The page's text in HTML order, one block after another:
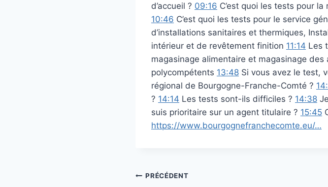
d’accueil ? 09:16 C’est quoi les tests pour la
10:46 C’est quoi les tests pour le service
d’installations sanitaires et thermiques,
intérieur et de revêtement finition 11:14 Les
magasinage alimentaire et magasinage des
polycompétents 13:48 Si vous avez le test,
régional de Bourgogne-Franche-Comté ?
? 14:14 Les tests sont-ils difficiles ? 14:38
suis prioritaire sur un agent titulaire ? 15:45
https://www.bourgognefranchecomte.eu/…
Navigation
PRÉCÉDENT